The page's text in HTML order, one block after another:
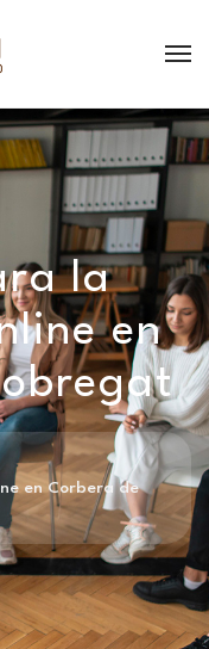
la
en
en Corbera de